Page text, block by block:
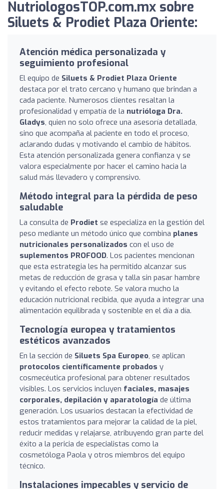
NutriologosTOP.com.mx sobre
Siluets & Prodiet Plaza Oriente:
Atención médica personalizada y
seguimiento profesional
El equipo de Siluets & Prodiet Plaza Oriente
destaca por el trato cercano y humano que brindan a
cada paciente. Numerosos clientes resaltan la
profesionalidad y empatía de la nutrióloga Dra.
Gladys, quien no solo ofrece una asesoría detallada,
sino que acompaña al paciente en todo el proceso,
aclarando dudas y motivando el cambio de hábitos.
Esta atención personalizada genera confianza y se
valora especialmente por hacer el camino hacia la
salud más llevadero y comprensivo.
Método integral para la pérdida de peso
saludable
La consulta de Prodiet se especializa en la gestión del
peso mediante un método único que combina planes
nutricionales personalizados con el uso de
suplementos PROFOOD. Los pacientes mencionan
que esta estrategia les ha permitido alcanzar sus
metas de reducción de grasa y talla sin pasar hambre
y evitando el efecto rebote. Se valora mucho la
educación nutricional recibida, que ayuda a integrar una
alimentación equilibrada y sostenible en el día a día.
Tecnología europea y tratamientos
estéticos avanzados
En la sección de Siluets Spa Europeo, se aplican
protocolos científicamente probados y
cosmecéutica profesional para obtener resultados
visibles. Los servicios incluyen faciales, masajes
corporales, depilación y aparatología de última
generación. Los usuarios destacan la efectividad de
estos tratamientos para mejorar la calidad de la piel,
reducir medidas y relajarse, atribuyendo gran parte del
éxito a la pericia de especialistas como la
cosmetóloga Paola y otros miembros del equipo
técnico.
Instalaciones impecables y servicio de